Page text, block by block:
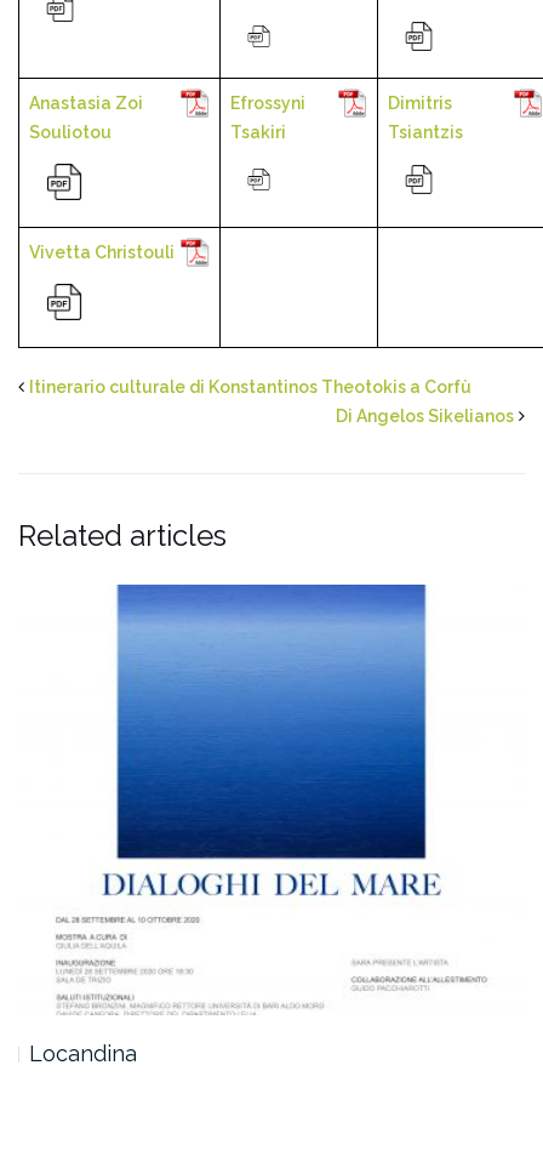
Anastasia Zoi
Souliotou
Efrossyni
Tsakiri
Dimitris
Tsiantzis
Vivetta Christouli
Itinerario culturale di Konstantinos Theotokis a Corfù
Di Angelos Sikelianos
Related articles
Locandina